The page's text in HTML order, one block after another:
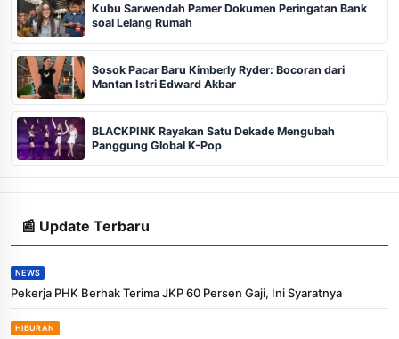
Kubu Sarwendah Pamer Dokumen Peringatan Bank
soal Lelang Rumah
Sosok Pacar Baru Kimberly Ryder: Bocoran dari
Mantan Istri Edward Akbar
BLACKPINK Rayakan Satu Dekade Mengubah
Panggung Global K-Pop
📰 Update Terbaru
NEWS
Pekerja PHK Berhak Terima JKP 60 Persen Gaji, Ini Syaratnya
HIBURAN